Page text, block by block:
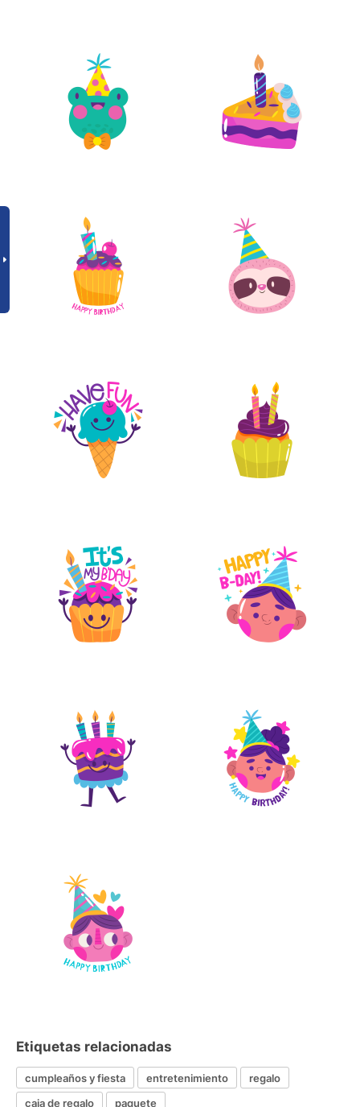
Etiquetas relacionadas
cumpleaños y fiesta entretenimiento
regalo
caja de regalo
paquete